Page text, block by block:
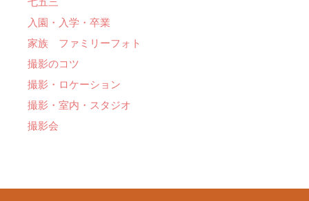
入園・入学・卒業
家族 ファミリーフォト
撮影のコツ
撮影・ロケーション
撮影・室内・スタジオ
撮影会